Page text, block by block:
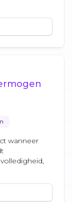
wanneer